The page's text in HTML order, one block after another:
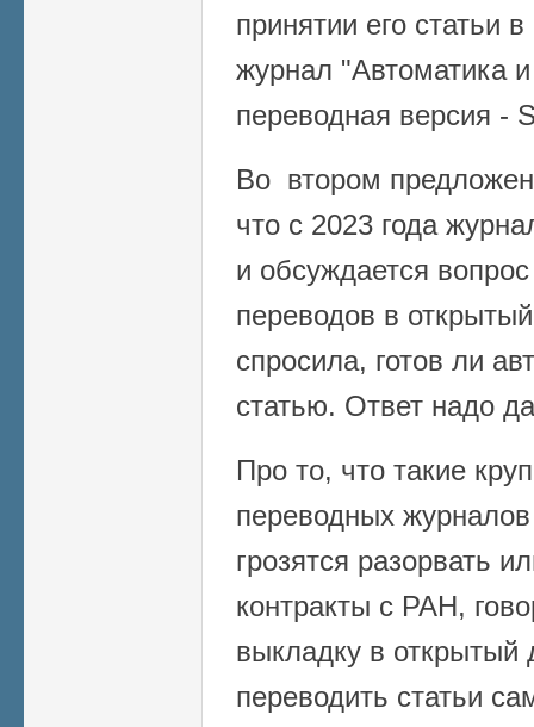
принятии его статьи
журнал "Автоматика
переводная версия -
Во втором
что c 2023 года
и обсуждается
переводов в
спросила, готов ли
статью. Ответ надо
Про то, что такие
переводных
грозятся разорвать
контракты с РАН,
выкладку в открытый
переводить статьи